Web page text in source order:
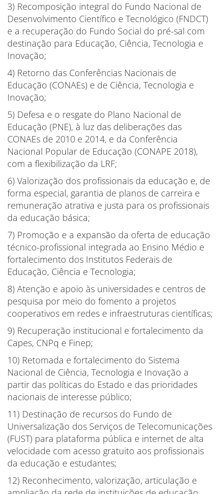
3) Recomposição integral do Fundo Nacional de
Desenvolvimento Científico e Tecnológico (FNDCT)
e a recuperação do Fundo Social do pré-sal com
destinação para Educação, Ciência, Tecnologia e
Inovação;
4) Retorno das Conferências Nacionais de
Educação (CONAEs) e de Ciência, Tecnologia e
Inovação;
5) Defesa e o resgate do Plano Nacional de
Educação (PNE), à luz das deliberações das
CONAEs de 2010 e 2014, e da Conferência
Nacional Popular de Educação (CONAPE 2018),
com a flexibilização da LRF;
6) Valorização dos profissionais da educação e, de
forma especial, garantia de planos de carreira e
remuneração atrativa e justa para os profissionais
da educação básica;
7) Promoção e a expansão da oferta de educação
técnico-profissional integrada ao Ensino Médio e
fortalecimento dos Institutos Federais de
Educação, Ciência e Tecnologia;
8) Atenção e apoio às universidades e centros de
pesquisa por meio do fomento a projetos
cooperativos em redes e infraestruturas científicas;
9) Recuperação institucional e fortalecimento da
Capes, CNPq e Finep;
10) Retomada e fortalecimento do Sistema
Nacional de Ciência, Tecnologia e Inovação a
partir das políticas do Estado e das prioridades
nacionais de interesse público;
11) Destinação de recursos do Fundo de
Universalização dos Serviços de Telecomunicações
(FUST) para plataforma pública e internet de alta
velocidade com acesso gratuito aos profissionais
da educação e estudantes;
12) Reconhecimento, valorização, articulação e